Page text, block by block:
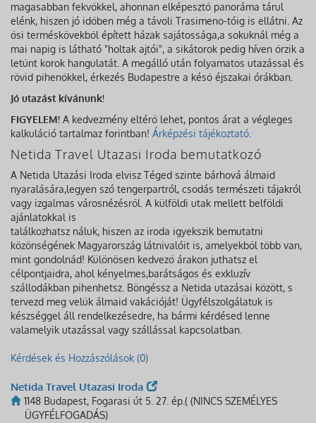
magasabban fekvőkkel, ahonnan elképesztő panoráma tárul
elénk, hiszen jó időben még a távoli Trasimeno-tóig is ellátni. Az
ősi terméskövekből épített házak sajátossága,a sokuknál még a
mai napig is látható "holtak ajtói", a sikátorok pedig híven őrzik a
letűnt korok hangulatát. A megálló után folyamatos utazással és
rövid pihenőkkel, érkezés Budapestre a késő éjszakai órákban.
Jó utazást kívánunk!
FIGYELEM! A kedvezmény eltérő lehet, pontos árat a végleges
kalkuláció tartalmaz forintban! Árképzési tájékoztató
Netida Travel Utazasi Iroda bemutatkozó
A Netida Utazási Iroda elvisz Téged szinte bárhová álmaid
nyaralására,legyen szó tengerpartról, csodás természeti tájakról
vagy izgalmas városnézésről. A külföldi utak mellett belföldi
ajánlatokkal is
találkozhatsz náluk, hiszen az iroda igyekszik bemutatni
közönségének Magyarország látnivalóit is, amelyekből több van,
mint gondolnád! Különösen kedvező árakon juthatsz el
célpontjaidra, ahol kényelmes,barátságos és exkluzív
szállodákban pihenhetsz. Böngéssz a Netida utazásai között, s
tervezd meg velük álmaid vakációját! Ügyfélszolgálatuk is
készséggel áll rendelkezésedre, ha bármi kérdésed lenne
valamelyik utazással vagy szállással kapcsolatban.
Kérdések és Hozzászólások (0)
Netida Travel Utazasi Iroda
1148 Budapest, Fogarasi út 5. 27. ép.( (NINCS SZEMÉLYES
ÜGYFÉLFOGADÁS)